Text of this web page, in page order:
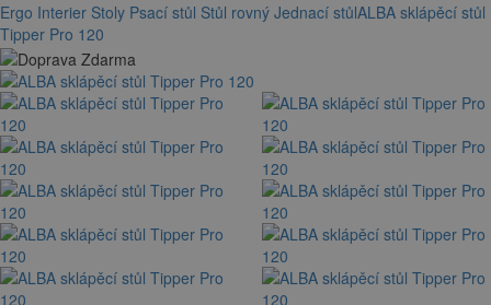
Ergo Interier Stoly Psací stůl Stůl rovný Jednací stůlALBA sklápěcí stůl
Tipper Pro 120